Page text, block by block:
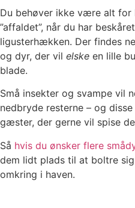
Du behøver ikke være alt for
”affaldet”, når du har
ligusterhækken. Der findes
og dyr, der vil elske en lille
blade.
Små insekter og svampe vil
nedbryde resterne – og
gæster, der gerne vil spise
Så hvis du ønsker flere
dem lidt plads til at boltre
omkring i haven.